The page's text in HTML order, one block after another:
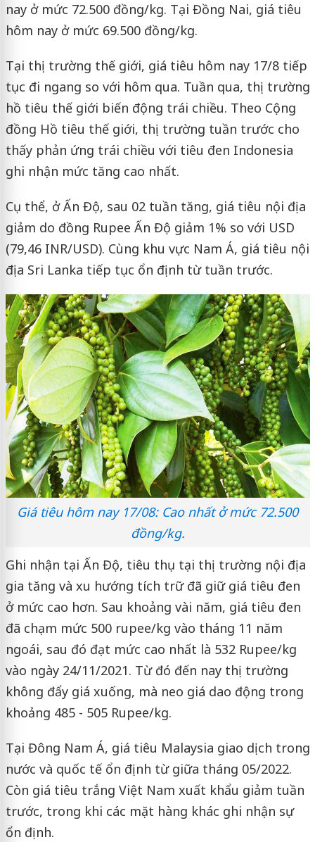
nay ở mức 72.500 đồng/kg. Tại Đồng Nai, giá tiêu
hôm nay ở mức 69.500 đồng/kg.
Tại thị trường thế giới, giá tiêu hôm nay 17/8 tiếp
tục đi ngang so với hôm qua. Tuần qua, thị trường
hồ tiêu thế giới biến động trái chiều. Theo Cộng
đồng Hồ tiêu thế giới, thị trường tuần trước cho
thấy phản ứng trái chiều với tiêu đen Indonesia
ghi nhận mức tăng cao nhất.
Cụ thể, ở Ấn Độ, sau 02 tuần tăng, giá tiêu nội địa
giảm do đồng Rupee Ấn Độ giảm 1% so với USD
(79,46 INR/USD). Cùng khu vực Nam Á, giá tiêu nội
địa Sri Lanka tiếp tục ổn định từ tuần trước.
Giá tiêu hôm nay 17/08: Cao nhất ở mức 72.500
đồng/kg.
Ghi nhận tại Ấn Độ, tiêu thụ tại thị trường nội địa
gia tăng và xu hướng tích trữ đã giữ giá tiêu đen
ở mức cao hơn. Sau khoảng vài năm, giá tiêu đen
đã chạm mức 500 rupee/kg vào tháng 11 năm
ngoái, sau đó đạt mức cao nhất là 532 Rupee/kg
vào ngày 24/11/2021. Từ đó đến nay thị trường
không đẩy giá xuống, mà neo giá dao động trong
khoảng 485 - 505 Rupee/kg.
Tại Đông Nam Á, giá tiêu Malaysia giao dịch trong
nước và quốc tế ổn định từ giữa tháng 05/2022.
Còn giá tiêu trắng Việt Nam xuất khẩu giảm tuần
trước, trong khi các mặt hàng khác ghi nhận sự
ổn định.